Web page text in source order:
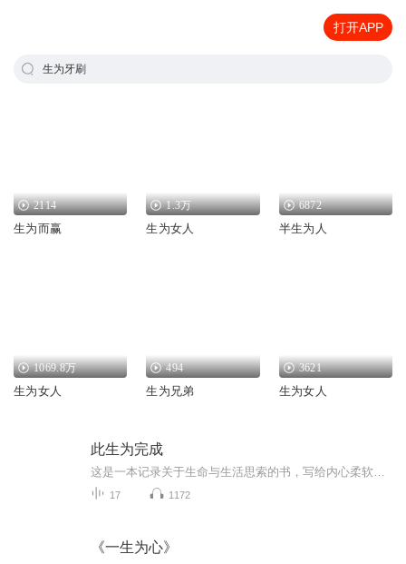
打开APP
生为牙刷
2114
生为而赢
1.3万
生为女人
6872
半生为人
1069.8万
生为女人
494
生为兄弟
3621
生为女人
此生为完成
17 1172
《一生为心》